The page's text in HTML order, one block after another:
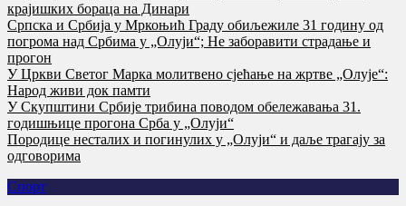
крајишких бораца на Динари
Српска и Србија у Мркоњић Граду обиљежиле 31 годину од
погрома над Србима у „Олуји“; Не заборавити страдање и
прогон
У Цркви Светог Марка молитвено сјећање на жртве „Олује“:
Народ живи док памти
У Скупштини Србије трибина поводом обележавања 31.
годишњице прогона Срба у „Олуји“
Породице несталих и погинулих у „Олуји“ и даље трагају за
одговорима
Спорт